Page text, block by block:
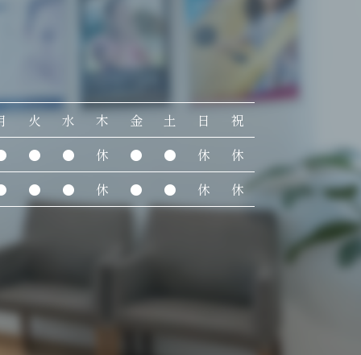
火 水 木 金 土 日
祝
● ● 休 ● ● 休
休
● ● 休 ● ● 休 休